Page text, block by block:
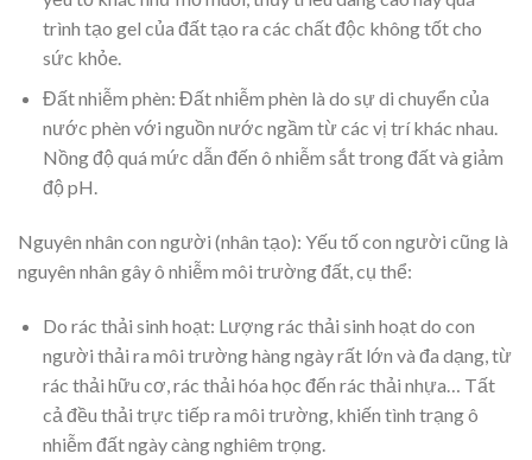
trình tạo gel của đất tạo ra các chất độc không tốt cho
sức khỏe.
Đất nhiễm phèn: Đất nhiễm phèn là do sự di chuyển của
nước phèn với nguồn nước ngầm từ các vị trí khác nhau.
Nồng độ quá mức dẫn đến ô nhiễm sắt trong đất và giảm
độ pH.
Nguyên nhân con người (nhân tạo): Yếu tố con người cũng là
nguyên nhân gây ô nhiễm môi trường đất, cụ thể:
Do rác thải sinh hoạt: Lượng rác thải sinh hoạt do con
người thải ra môi trường hàng ngày rất lớn và đa dạng, từ
rác thải hữu cơ, rác thải hóa học đến rác thải nhựa… Tất
cả đều thải trực tiếp ra môi trường, khiến tình trạng ô
nhiễm đất ngày càng nghiêm trọng.